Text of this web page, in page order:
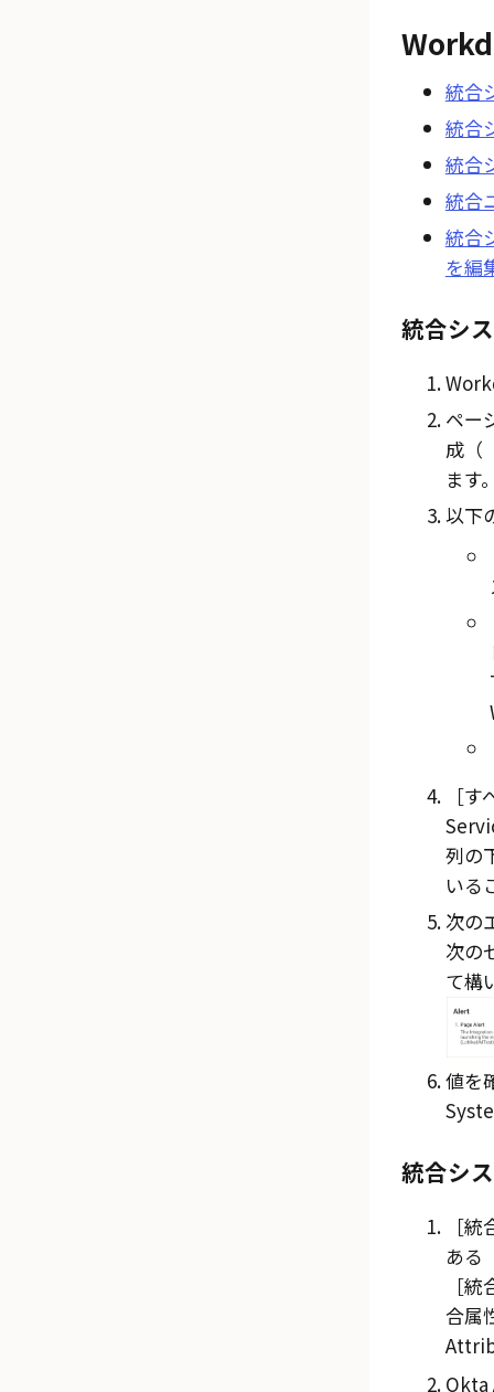
統合
統合
統合
統合
統合
を編
統合シ
ペー
成（
ます
以下
す
列の
いる
次の
次の
て構
値を
統合シ
統
ある
統
合属
Okta